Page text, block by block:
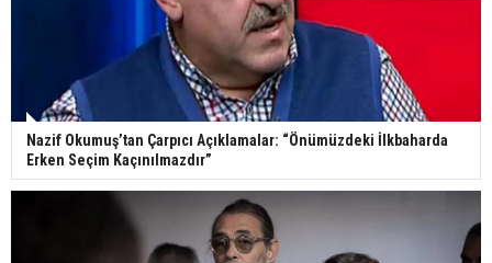
Nazif Okumuş’tan Çarpıcı Açıklamalar: “Önümüzdeki İlkbaharda
Erken Seçim Kaçınılmazdır”